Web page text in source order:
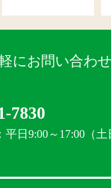
にお問い合わ
7830
平日9:00～17:00（土